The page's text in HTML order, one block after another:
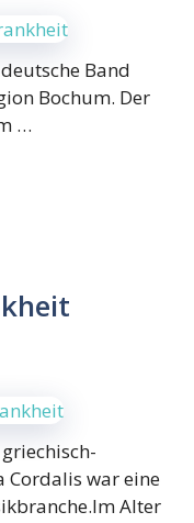
Band
Bochum. Der
…
Cordalis war eine
Alter